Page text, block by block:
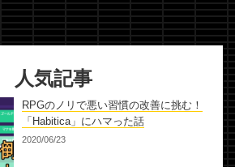
人気記事
RPGのノリで悪い習慣の改善に挑む！
「Habitica」にハマった話
2020/06/23